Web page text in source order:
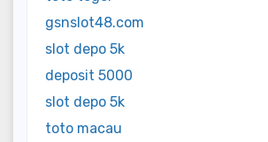
gsnslot48.com
slot depo 5k
deposit 5000
slot depo 5k
toto macau